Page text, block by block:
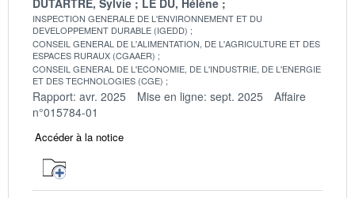
INSPECTION GENERALE DE L'ENVIRONNEMENT ET DU
DEVELOPPEMENT DURABLE (IGEDD)
CONSEIL GENERAL DE L'ALIMENTATION, DE L'AGRICULTURE ET DES
ESPACES RURAUX (CGAAER)
CONSEIL GENERAL DE L'ECONOMIE, DE L'INDUSTRIE, DE L'ENERGIE
ET DES TECHNOLOGIES (CGE)
Rapport: avr. 2025 Mise en ligne: sept. 2025
Affaire
n°015784-01
Accéder à la notice